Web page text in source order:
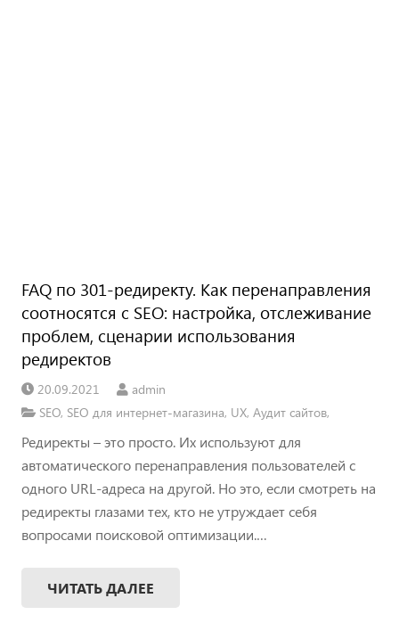
FAQ по 301-редиректу. Как перенаправления
соотносятся с SEO: настройка, отслеживание
проблем, сценарии использования
редиректов
20.09.2021
admin
SEO, SEO для интернет-магазина, UX, Аудит сайтов,
Редиректы – это просто. Их используют для
автоматического перенаправления пользователей с
одного URL-адреса на другой. Но это, если смотреть на
редиректы глазами тех, кто не утруждает себя
вопросами поисковой оптимизации.…
ЧИТАТЬ ДАЛЕЕ